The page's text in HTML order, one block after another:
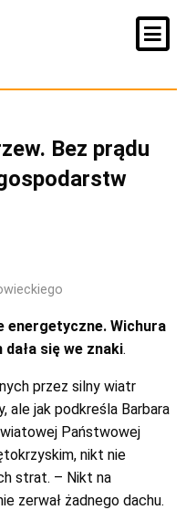
Bez prądu
energetyczne. Wichura
się we znaki.
przez silny wiatr
ale jak podkreśla Barbara
Państwowej
nikt nie
strat. – Nikt na
zerwał żadnego dachu.